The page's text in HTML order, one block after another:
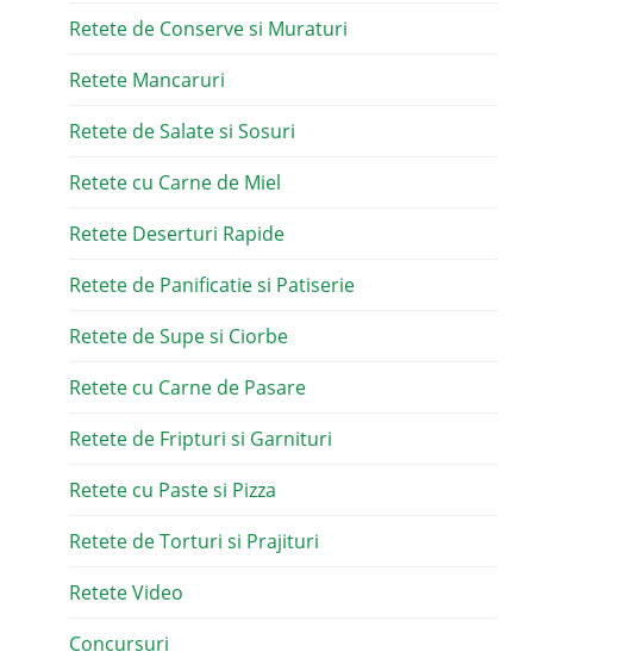
Retete de Conserve si Muraturi
Retete Mancaruri
Retete de Salate si Sosuri
Retete cu Carne de Miel
Retete Deserturi Rapide
Retete de Panificatie si Patiserie
Retete de Supe si Ciorbe
Retete cu Carne de Pasare
Retete de Fripturi si Garnituri
Retete cu Paste si Pizza
Retete de Torturi si Prajituri
Retete Video
Concursuri